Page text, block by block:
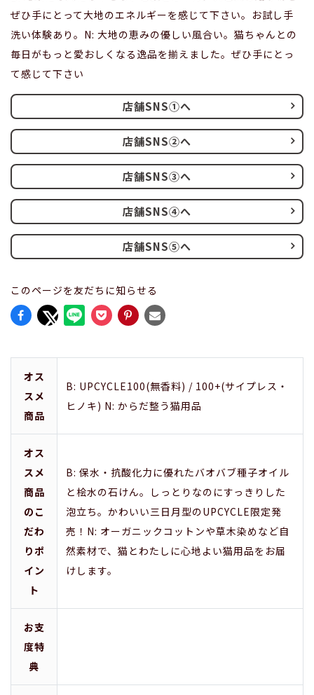
ぜひ手にとって大地のエネルギーを感じて下さい。お試し手
洗い体験あり。N: 大地の恵みの優しい風合い。猫ちゃんとの
毎日がもっと愛おしくなる逸品を揃えました。ぜひ手にとっ
て感じて下さい
店舗SNS①へ
店舗SNS②へ
店舗SNS③へ
店舗SNS④へ
店舗SNS⑤へ
このページを友だちに知らせる
オス
スメ
商品
B: UPCYCLE100(無香料) / 100+(サイプレス・
ヒノキ) N: からだ整う猫用品
オス
スメ
商品
のこ
だわ
りポ
イン
ト
B: 保水・抗酸化力に優れたバオバブ種子オイル
と桧水の石けん。しっとりなのにすっきりした
泡立ち。かわいい三日月型のUPCYCLE限定発
売！N: オーガニックコットンや草木染めなど自
然素材で、猫とわたしに心地よい猫用品をお届
けします。
お支
度特
典